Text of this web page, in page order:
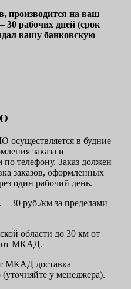
производится на ваш
30 рабочих дней (срок
вашу банковскую
осуществляется в будние
заказа и
телефону. Заказ должен
заказов, оформленных
один рабочий день.
30 руб./км за пределами
области до 30 км от
от МКАД.
МКАД доставка
у менеджера).